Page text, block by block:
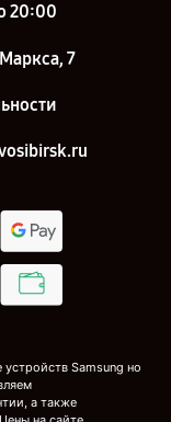
20:00
7
Samsung но
а также